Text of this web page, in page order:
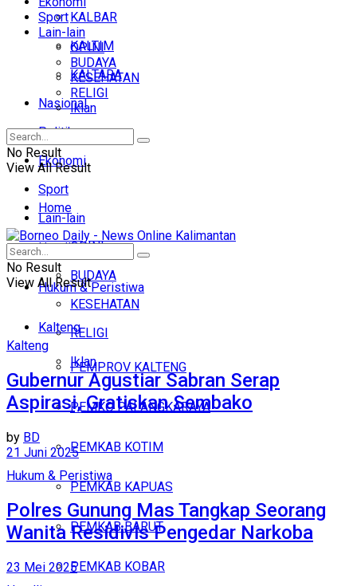
KALBAR
KALTIM
KALTARA
Nasional
Politik
Ekonomi
Sport
Lain-lain
OPINI
BUDAYA
KESEHATAN
RELIGI
Iklan
Kamis, Agustus 6, 2026
Sport
Lain-lain
OPINI
BUDAYA
KESEHATAN
RELIGI
Iklan
No Result
View All Result
Home
Headline
Hukum & Peristiwa
Kalteng
PEMPROV KALTENG
PEMKO PALANGKARAYA
PEMKAB KOTIM
PEMKAB KAPUAS
PEMKAB BARUT
PEMKAB KOBAR
No Result
View All Result
Kalteng
Gubernur Agustiar Sabran Serap
Aspirasi, Gratiskan Sembako
by BD
21 Juni 2025
Hukum & Peristiwa
Polres Gunung Mas Tangkap Seorang
Wanita Residivis Pengedar Narkoba
23 Mei 2025